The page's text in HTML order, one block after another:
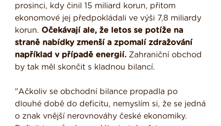
prosinci, kdy činil 15 miliard korun, přitom
ekonomové jej předpokládali ve výši 7,8 miliardy
korun. Očekávají ale, že letos se potíže na
straně nabídky zmenší a zpomalí zdražování
například v případě energií. Zahraniční obchod
by tak měl skončit s kladnou bilancí.
"Ačkoliv se obchodní bilance propadla po
dlouhé době do deficitu, nemyslím si, že se jedná
o znak vnější nerovnováhy české ekonomiky.